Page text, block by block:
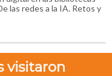
las redes a la IA. Retos y
visitaron